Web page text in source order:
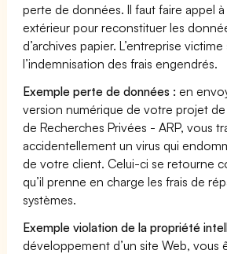
perte de données. Il faut faire appel
extérieur pour reconstituer les
d’archives papier. L’entreprise
l’indemnisation des frais engendrés.
Exemple perte de données : en
version numérique de votre projet
de Recherches Privées - ARP, vous
accidentellement un virus qui
de votre client. Celui-ci se retourne
qu’il prenne en charge les frais de
systèmes.
Exemple violation de la propriété
développement d’un site Web, vous